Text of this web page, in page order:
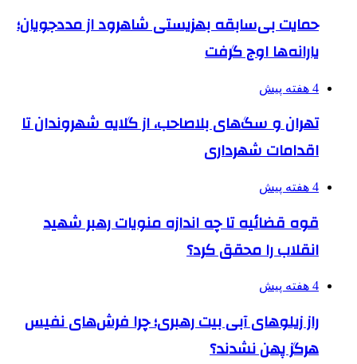
حمایت بی‌سابقه بهزیستی شاهرود از مددجویان؛
یارانه‌ها اوج گرفت
4 هفته پیش
تهران و سگ‌های بلاصاحب، از گلایه شهروندان تا
اقدامات شهرداری
4 هفته پیش
قوه قضائیه تا چه اندازه منویات رهبر شهید
انقلاب را محقق کرد؟
4 هفته پیش
راز زیلوهای آبی بیت رهبری؛ چرا فرش‌های نفیس
هرگز پهن نشدند؟